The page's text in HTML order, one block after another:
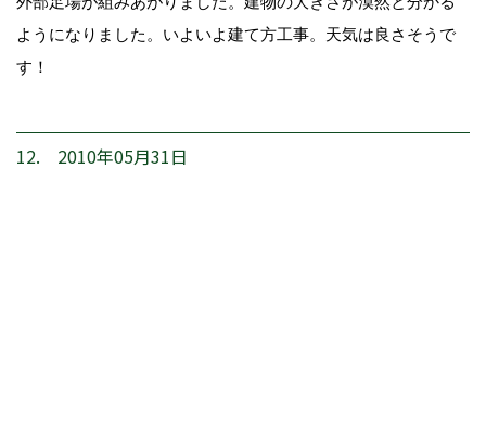
ようになりました。いよいよ建て方工事。天気は良さそうで
す！
12. 2010年05月31日